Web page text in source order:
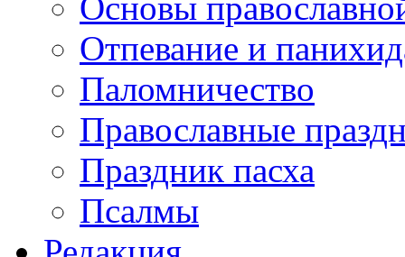
Отпевание и
Паломничество
Православные
Праздник пасха
Псалмы